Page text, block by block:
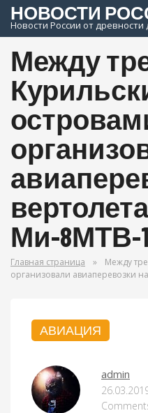
НОВОСТИ
Новости России от
Между
Ми-8МТВ-1
Главная страница »
Между
организовали авиаперевозки
АВИАЦИЯ
admin